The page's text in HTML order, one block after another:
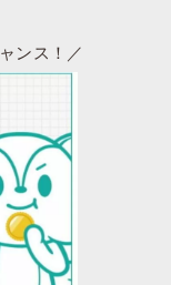
ンス！／